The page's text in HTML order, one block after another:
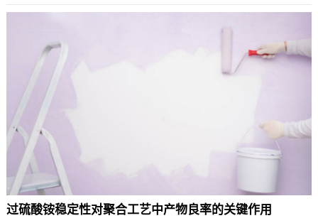
过硫酸铵稳定性对聚合工艺中产物良率的关键作用